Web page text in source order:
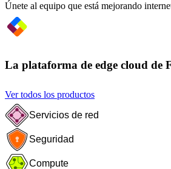
Únete al equipo que está mejorando
La plataforma de edge cloud de
Ver todos los productos
Servicios de red
Seguridad
Compute